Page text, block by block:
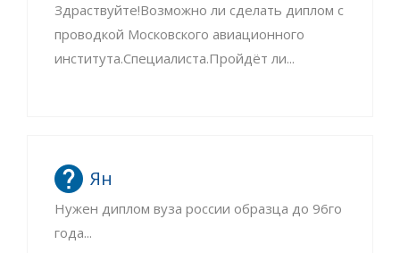
Здраствуйте!Возможно ли сделать диплом с
проводкой Московского авиационного
института.Специалиста.Пройдёт ли...
Ян
Нужен диплом вуза россии образца до 96го
года...